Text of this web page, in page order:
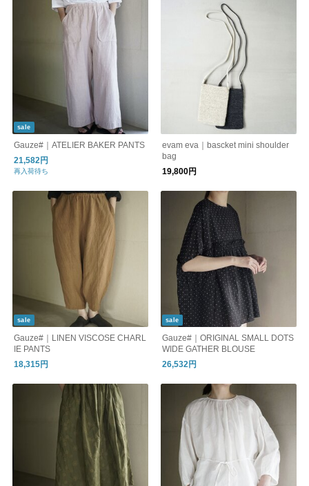
sale
Gauze#｜ATELIER BAKER PANTS
21,582円
再入荷待ち
evam eva｜bascket mini shoulder
bag
19,800円
sale
Gauze#｜LINEN VISCOSE CHARL
IE PANTS
18,315円
sale
Gauze#｜ORIGINAL SMALL DOTS
WIDE GATHER BLOUSE
26,532円